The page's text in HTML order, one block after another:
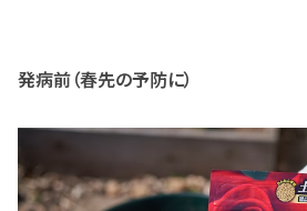
発病前（春先の予防に）